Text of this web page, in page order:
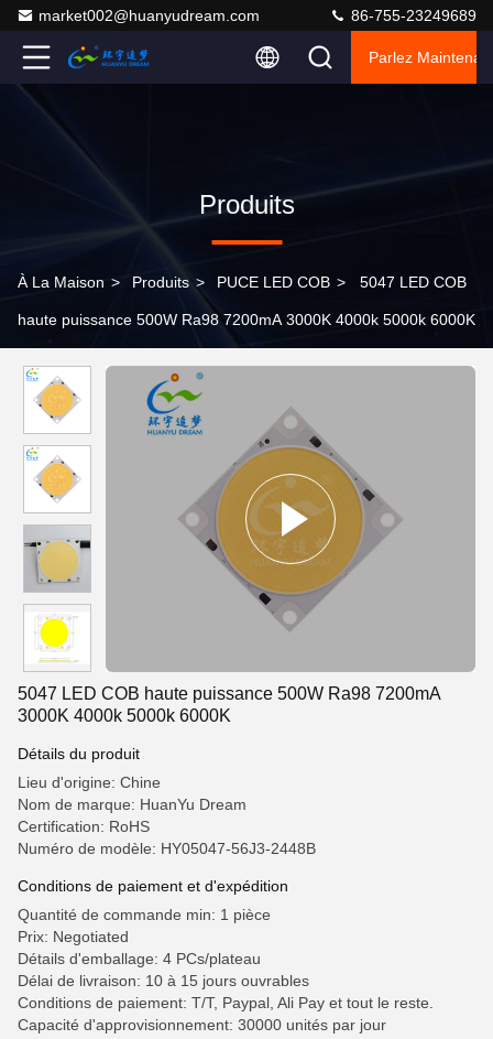
market002@huanyudream.com 86-755-23249689
Parlez
Produits
À La Maison > Produits > PUCE LED COB > 5047 LED COB
haute puissance 500W Ra98 7200mA 3000K 4000k 5000k 6000K
5047 LED COB haute puissance 500W Ra98 7200mA
3000K 4000k 5000k 6000K
Détails du produit
Lieu d'origine: Chine
Nom de marque: HuanYu Dream
Certification: RoHS
Numéro de modèle: HY05047-56J3-2448B
Conditions de paiement et d'expédition
Quantité de commande min: 1 pièce
Prix: Negotiated
Détails d'emballage: 4 PCs/plateau
Délai de livraison: 10 à 15 jours ouvrables
Conditions de paiement: T/T, Paypal, Ali Pay et tout le reste.
Capacité d'approvisionnement: 30000 unités par jour